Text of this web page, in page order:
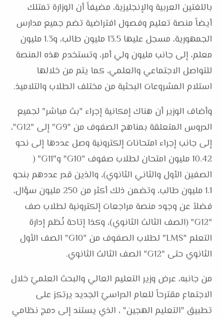
باللغتين العربية والإنجليزية، مضيفاً أن الوزارة تمتلك
أيضاً منصة تعليم وفصول افتراضية تضم جميع مدارس
الجمهورية، مسجل عليها 13.5 مليون طالب، و1.3 مليون
معلم، إلى جانب مليون ولي أمر، وتستخدم هذه المنصة
للتواصل الاجتماعي والعلمي، كما يتم من خلالها
استلام المشروعات البحثية من مختلف الطلاب والتلاميذ.
وأضاف الوزير أن هناك إمكانية إجراء "بث مباشر" لجميع
الدروس المتعلقة بمناهج الصفوف من "G9" إلى "G12"،
إلى جانب إجراء امتحانات إلكترونية وصل عددها إلى نحو
10.42 مليون امتحان لطلاب صفوف "G10" و"G11" (
الصفين الأول والثاني الثانوي)، والذين قدر عددهم بنحو
1.1 مليون طالب، وتضمن ذلك أكثر من 250 مليون سؤال،
فضلاً عن وجود منصة مراجعات إلكترونية لطلاب صف
"G12" (الصف الثالث الثانوي)، وكذا إتاحة نُظم إدارة
التعلم "LMS" لطلاب الصفوف من "G10" الصف الأول
الثانوي حتى "G12" الصف الثالث الثانوي.
من جانبه، عرض وزير التعليم العالي والبحث العلميّ خلال
الاجتماع مقترحاً للعام الدراسيّ الجديد يرتكز على
تطبيق "التعليم الهجين" ، الذي يستند إلى دمج نظامي